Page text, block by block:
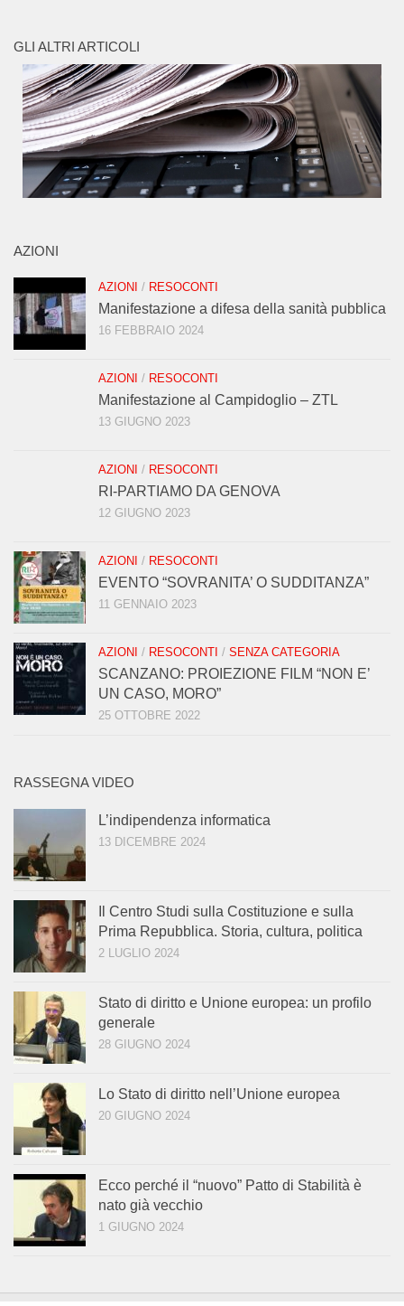
GLI ALTRI ARTICOLI
AZIONI
AZIONI / RESOCONTI
Manifestazione a difesa della sanità pubblica
16 FEBBRAIO 2024
AZIONI / RESOCONTI
Manifestazione al Campidoglio – ZTL
13 GIUGNO 2023
AZIONI / RESOCONTI
RI-PARTIAMO DA GENOVA
12 GIUGNO 2023
AZIONI / RESOCONTI
EVENTO “SOVRANITA’ O SUDDITANZA”
11 GENNAIO 2023
AZIONI / RESOCONTI / SENZA CATEGORIA
SCANZANO: PROIEZIONE FILM “NON E’
UN CASO, MORO”
25 OTTOBRE 2022
RASSEGNA VIDEO
L’indipendenza informatica
13 DICEMBRE 2024
Il Centro Studi sulla Costituzione e sulla
Prima Repubblica. Storia, cultura, politica
2 LUGLIO 2024
Stato di diritto e Unione europea: un profilo
generale
28 GIUGNO 2024
Lo Stato di diritto nell’Unione europea
20 GIUGNO 2024
Ecco perché il “nuovo” Patto di Stabilità è
nato già vecchio
1 GIUGNO 2024